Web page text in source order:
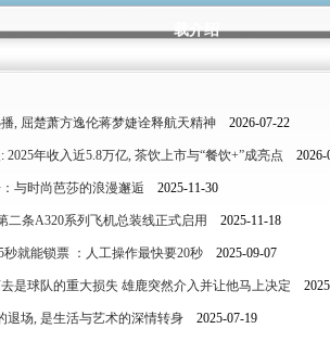
载介绍
播, 屈楚萧方逸伦蒋梦婕诠释航天精神2026-07-22
2025年收入近5.8万亿, 茶饮上市与“餐饮+”成亮点 2026-
与时尚芭莎的浪漫邂逅 2025-11-30
二条A320系列飞机总装线正式启用 2025-11-18
秒就能锁票 ：人工操作最快要20秒2025-09-07
是球队的重大损失 雄鹿突然介入并让他马上决定
退场, 是生活与艺术的深情转身2025-07-19